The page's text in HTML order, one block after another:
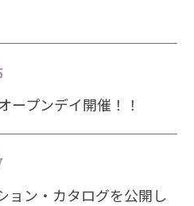
ープンデイ開催！！
ョン・カタログを公開し